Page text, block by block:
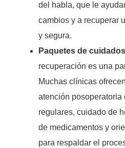
del habla, que le
cambios y a recuperar
y segura.
Paquetes de
recuperación es una
Muchas clínicas
atención
regulares, cuidado de
de medicamentos y
para respaldar el